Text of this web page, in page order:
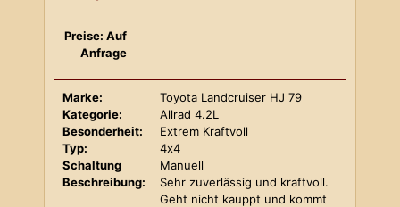
Preise: Auf
Anfrage
Marke:
Toyota Landcruiser HJ 79
Kategorie:
Allrad 4.2L
Besonderheit:
Extrem Kraftvoll
Typ:
4x4
Schaltung
Manuell
Beschreibung:
Sehr zuverlässig und kraftvoll.
Geht nicht kauppt und kommt